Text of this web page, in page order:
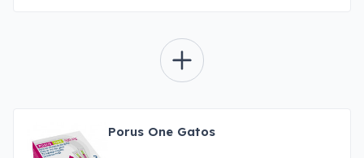
Porus One Gatos